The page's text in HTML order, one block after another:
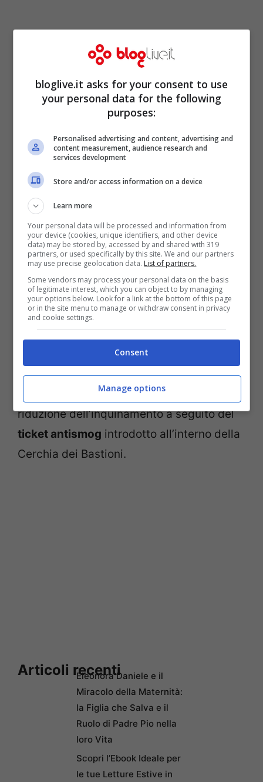
, al fine di comprendere con
certezza se permane l’esenzione Ecopass,
oppure se occorra pagare, devono
Ecopassdel
Milanodove, tra l’altro, c’è a disposizione
un numero di fax ed un’e-mail dedicata
proprio con la finalità di individuare
l’effettiva
veicolo.
La novità scatta anche a carico di chi è
residente all’interno della
Cerchia dei
Bastioni; in questo caso, pur tuttavia,
scatta l’agevolazione che permette di
andare a sottoscrivere iltitolo agevolato di
abbonamento per residenti
“Ecopass” del sito delComune di Milanoè
tra l’altro possibile consultare i dati sulla
riduzione dell’inquinamento a seguito del
ticket antismog introdotto all’interno della
Cerchia dei Bastioni.
Articoli recentiEleonora Daniele e il
Miracolo della Maternità:
la Figlia che Salva e il
Ruolo di Padre Pio nella
loro Vita
Scopri l’Ebook Ideale per
le tue Letture Estive in
bloglive.it asks for your consent to use
your personal data for the following
purposes:
Personalised advertising and content, advertising and
content measurement, audience research and
services development
Store and/or access information on a device
Learn more
Your personal data will be processed and information from
your device (cookies, unique identifiers, and other device
data) may be stored by, accessed by and shared with 319
partners, or used specifically by this site. We and our partners
may use precise geolocation data. List of partners.
Some vendors may process your personal data on the basis
of legitimate interest, which you can object to by managing
your options below. Look for a link at the bottom of this page
or in the site menu to manage or withdraw consent in privacy
and cookie settings.
Consent
Manage options